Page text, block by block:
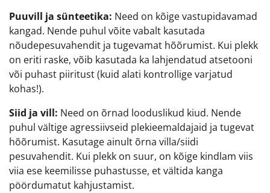
Puuvill ja sünteetika: Need on kõige vastupidavamad
kangad. Nende puhul võite vabalt kasutada
nõudepesuvahendit ja tugevamat hõõrumist. Kui plekk
on eriti raske, võib kasutada ka lahjendatud atsetooni
või puhast piiritust (kuid alati kontrollige varjatud
kohas!).
Siid ja vill: Need on õrnad looduslikud kiud. Nende
puhul vältige agressiivseid plekieemaldajaid ja tugevat
hõõrumist. Kasutage ainult õrna villa/siidi
pesuvahendit. Kui plekk on suur, on kõige kindlam viis
viia ese keemilisse puhastusse, et vältida kanga
pöördumatut kahjustamist.